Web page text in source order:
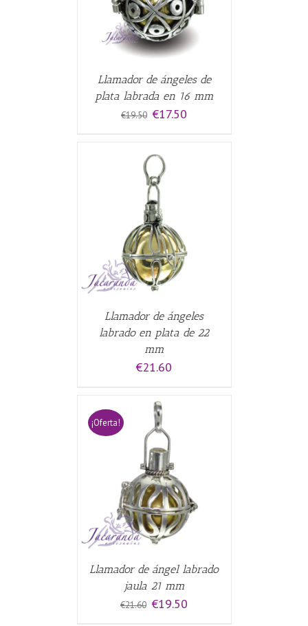
Llamador de ángeles de
plata labrada en 16 mm
€19.50 El
€19.50.
€17.50
Llamador de ángeles
labrado en plata de 22
mm
€21.60
¡Oferta!
Llamador de ángel labrado
jaula 21 mm
€21.60 El
€19.50